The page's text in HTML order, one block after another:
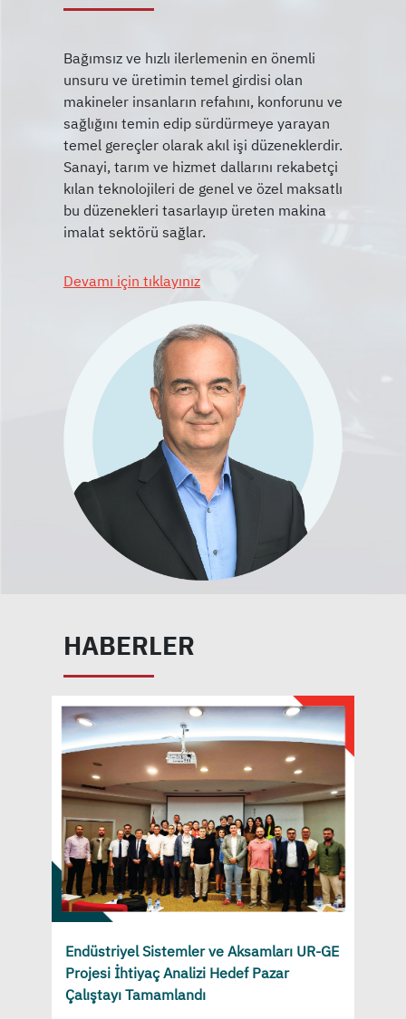
Bağımsız ve hızlı ilerlemenin en önemli
unsuru ve üretimin temel girdisi olan
makineler insanların refahını, konforunu ve
sağlığını temin edip sürdürmeye yarayan
temel gereçler olarak akıl işi düzeneklerdir.
Sanayi, tarım ve hizmet dallarını rekabetçi
kılan teknolojileri de genel ve özel maksatlı
bu düzenekleri tasarlayıp üreten makina
Devamı için tıklayınız
HABERLER
Endüstriyel Sistemler ve Aksamları UR-GE
Projesi İhtiyaç Analizi Hedef Pazar
Çalıştayı Tamamlandı